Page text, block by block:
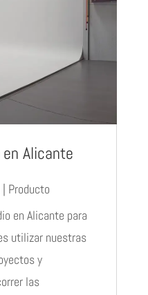
Alicante
| Producto
en Alicante para
utilizar nuestras
y
las